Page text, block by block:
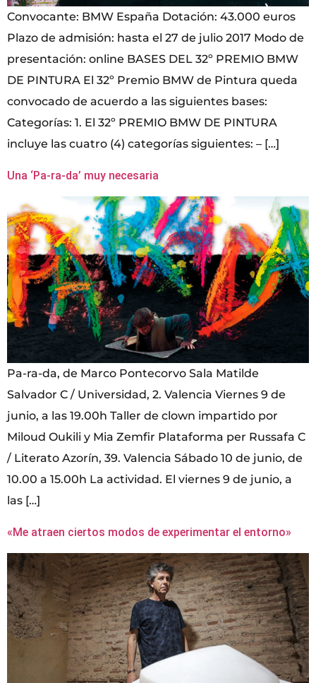
Convocante: BMW España Dotación: 43.000 euros
Plazo de admisión: hasta el 27 de julio 2017 Modo de
presentación: online BASES DEL 32º PREMIO BMW
DE PINTURA El 32º Premio BMW de Pintura queda
convocado de acuerdo a las siguientes bases:
Categorías: 1. El 32º PREMIO BMW DE PINTURA
incluye las cuatro (4) categorías siguientes: – […]
Una ‘Pa-ra-da’ muy necesaria
Pa-ra-da, de Marco Pontecorvo Sala Matilde
Salvador C / Universidad, 2. Valencia Viernes 9 de
junio, a las 19.00h Taller de clown impartido por
Miloud Oukili y Mia Zemfir Plataforma per Russafa C
/ Literato Azorín, 39. Valencia Sábado 10 de junio, de
10.00 a 15.00h La actividad. El viernes 9 de junio, a
las […]
«Me atraen ciertos modos de experimentar el entorno»